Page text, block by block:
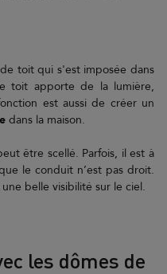
toit qui s'est imposée dans
toit apporte de la lumière,
est aussi de créer un
dans la maison.
être scellé. Parfois, il est à
le conduit n’est pas droit.
belle visibilité sur le ciel.
les dômes de